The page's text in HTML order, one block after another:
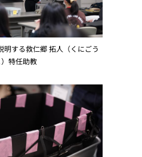
する救仁郷 拓人（くにごう
特任助教